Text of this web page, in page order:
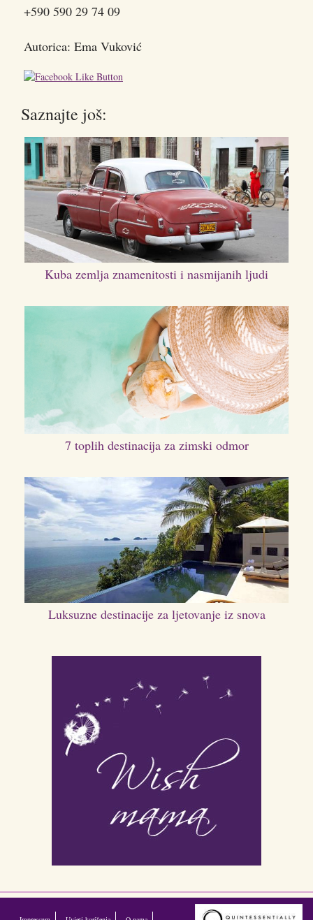
+590 590 29 74 09
Autorica: Ema Vuković
Saznajte još:
Kuba zemlja znamenitosti i nasmijanih ljudi
7 toplih destinacija za zimski odmor
Luksuzne destinacije za ljetovanje iz snova